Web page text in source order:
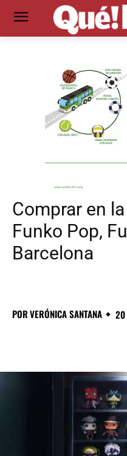
Comprar en
Funko Pop,
Barcelona
PORVERÓNICA SANTANA 20